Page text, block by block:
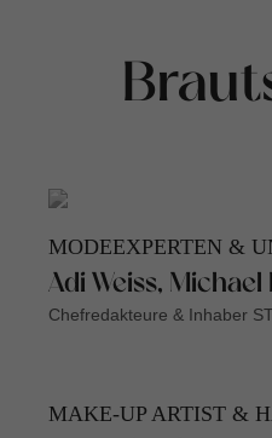
MODEEXPERTEN &
Adi Weiss,
Chefredakteure & Inhaber
MAKE-UP ARTIST &